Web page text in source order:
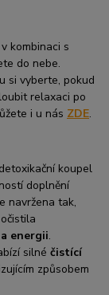
kombinaci s
do nebe.
si vyberte, pokud
relaxaci po
i u nás ZDE.
koupel
doplnění
navržena tak,
energii.
silné čistící
způsobem